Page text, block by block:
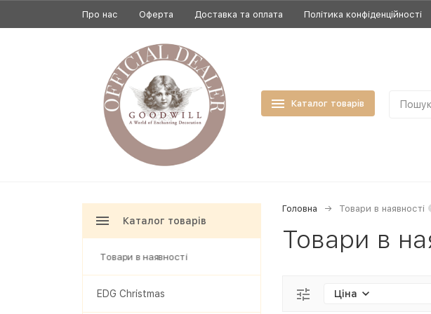
Про нас Оферта Доставка та оплата Політика конфіденційності
Каталог товарів
Головна Товари в наявності
Товари в
Ціна
Каталог товарів
Товари в наявності
EDG Christmas